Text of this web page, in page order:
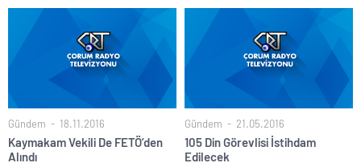
Gündem 18.11.2016
Kaymakam Vekili De FETÖ’den
Alındı
Gündem 21.05.2016
105 Din Görevlisi İstihdam
Edilecek